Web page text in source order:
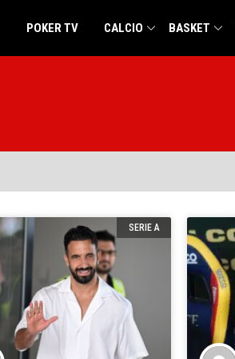
POKER TV CALCIO BASKET
SERIE A